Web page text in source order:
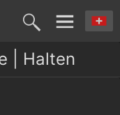
| Halten